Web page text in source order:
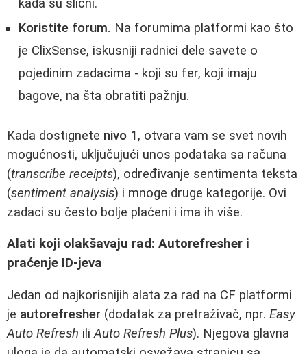
kada su slični.
Koristite forum. Na forumima platformi kao što
je ClixSense, iskusniji radnici dele savete o
pojedinim zadacima - koji su fer, koji imaju
bagove, na šta obratiti pažnju.
Kada dostignete nivo 1, otvara vam se svet novih
mogućnosti, uključujući unos podataka sa računa
(transcribe receipts), određivanje sentimenta teksta
(sentiment analysis) i mnoge druge kategorije. Ovi
zadaci su često bolje plaćeni i ima ih više.
Alati koji olakšavaju rad: Autorefresher i
praćenje ID-jeva
Jedan od najkorisnijih alata za rad na CF platformi
je autorefresher (dodatak za pretraživač, npr. Easy
Auto Refresh iliAuto Refresh Plus). Njegova glavna